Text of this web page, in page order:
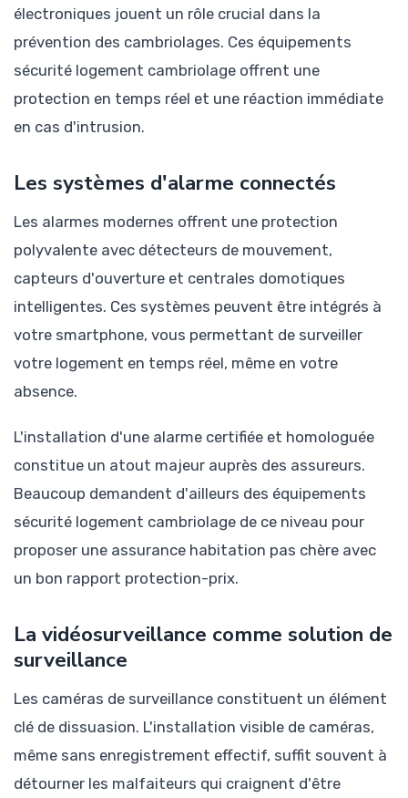
électroniques jouent un rôle crucial dans la
prévention des cambriolages. Ces équipements
sécurité logement cambriolage offrent une
protection en temps réel et une réaction immédiate
en cas d'intrusion.
Les systèmes d'alarme connectés
Les alarmes modernes offrent une protection
polyvalente avec détecteurs de mouvement,
capteurs d'ouverture et centrales domotiques
intelligentes. Ces systèmes peuvent être intégrés à
votre smartphone, vous permettant de surveiller
votre logement en temps réel, même en votre
absence.
L'installation d'une alarme certifiée et homologuée
constitue un atout majeur auprès des assureurs.
Beaucoup demandent d'ailleurs des équipements
sécurité logement cambriolage de ce niveau pour
proposer une assurance habitation pas chère avec
un bon rapport protection-prix.
La vidéosurveillance comme solution de
surveillance
Les caméras de surveillance constituent un élément
clé de dissuasion. L'installation visible de caméras,
même sans enregistrement effectif, suffit souvent à
détourner les malfaiteurs qui craignent d'être